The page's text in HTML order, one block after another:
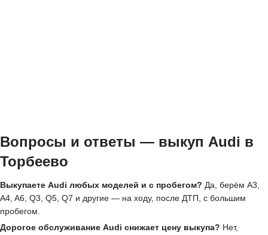
Вопросы и ответы — выкуп Audi в
Торбеево
Выкупаете Audi любых моделей и с пробегом? Да, берём A3,
A4, A6, Q3, Q5, Q7 и другие — на ходу, после ДТП, с большим
пробегом.
Дорогое обслуживание Audi снижает цену выкупа? Нет,